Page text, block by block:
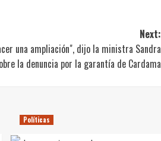
Next:
una ampliación", dijo la ministra Sandra
la denuncia por la garantía de Cardama
Políticas